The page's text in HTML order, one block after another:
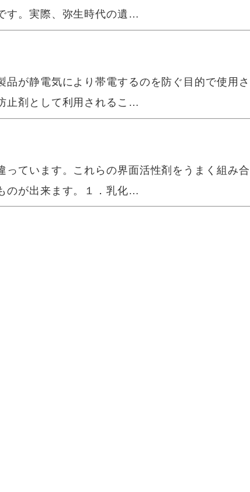
す。実際、弥生時代の遺…
が静電気により帯電するのを防ぐ目的で使用さ
止剤として利用されるこ…
ています。これらの界面活性剤をうまく組み合
のが出来ます。１．乳化…